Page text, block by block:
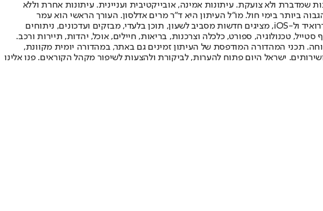
שמדברת ולא צועקת. עיתונות אמינה, אובייקטיבית ועניינית. עיתונות אחרת וללא
לעיתון הישראלי בעל שיעור החשיפה הגבוה ביותר בימי חול. מו"ל העיתון היא ד"ר מרים אדלסון. העורך הראשי הוא עמר
לחמנוביץ, והעורך המייסד הוא עמוס רגב. אתרי האינטרנט של "ישראל היום" בעברית ובאנגלית, כמו כן היישומונים (אפליקציות) לאנדרואיד ול-iOS, מציגים חדשות מסביב לשעון, תוכן בלעדי, מבזקים ועדכונים, ניתוחים
טכנולוגיה, ספורט, כלכלה וצרכנות, בריאות, חיילים, אוכל, יהדות, תיירות ורכב.
תכני המהדורה המודפסת של העיתון זמינים גם באתר, במהדורה יומית מקוונת,
ישראל היום פתוח להערות, לביקורת ולהצעות לשיפור מקהל הקוראים. פנו אלינו